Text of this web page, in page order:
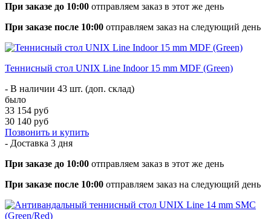
При заказе до 10:00 отправляем заказ в этот же день
При заказе после 10:00 отправляем заказ на следующий день
Теннисный стол UNIX Line Indoor 15 mm MDF (Green)
- В наличии 43 шт. (доп. склад)
было
33 154 руб
30 140 руб
Позвонить и купить
- Доставка 3 дня
При заказе до 10:00 отправляем заказ в этот же день
При заказе после 10:00 отправляем заказ на следующий день